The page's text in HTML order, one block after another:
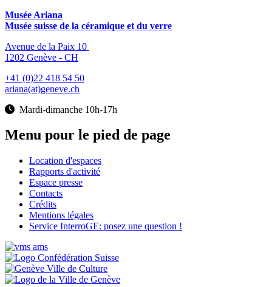
Musée Ariana
Musée suisse de la céramique et du verre
Avenue de la Paix 10
1202 Genève - CH
+41 (0)22 418 54 50
ariana(at)geneve.ch
Mardi-dimanche 10h-17h
Menu pour le pied de page
Location d'espaces
Rapports d'activité
Espace presse
Contacts
Crédits
Mentions légales
Service InterroGE: posez une question !